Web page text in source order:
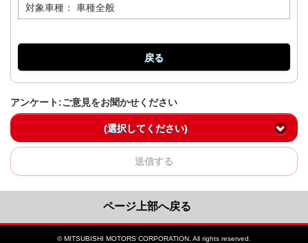
対象車種： 車種全般
戻る
アンケート:ご意見をお聞かせください
(選択してください)
送信する
ページ上部へ戻る
© MITSUBISHI MOTORS CORPORATION. All rights reserved.